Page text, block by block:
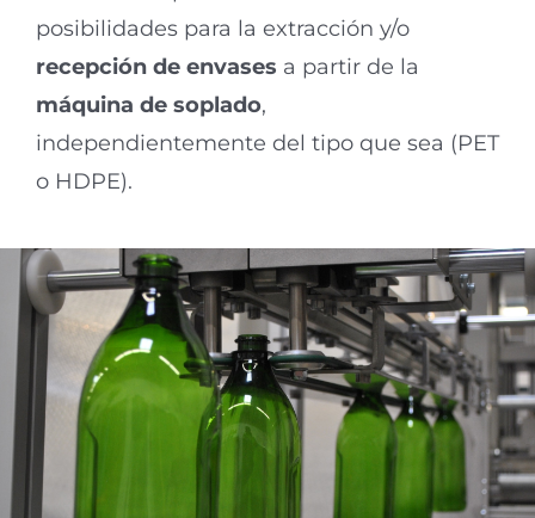
posibilidades para la extracción y/o
recepción de envases a partir de la
máquina de soplado,
independientemente del tipo que sea (PET
o HDPE).